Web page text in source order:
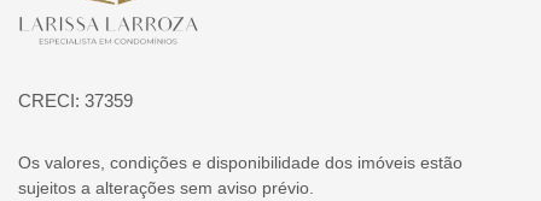
CRECI: 37359
Os valores, condições e disponibilidade dos imóveis estão
sujeitos a alterações sem aviso prévio.